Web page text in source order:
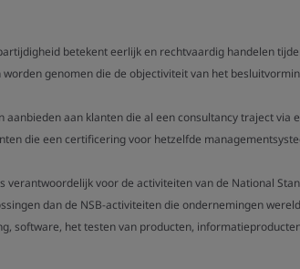
betekent eerlijk en rechtvaardig handelen
genomen die de objectiviteit van het
aan klanten die al een consultancy traject via
die een certificering voor hetzelfde
voor de activiteiten van de National
dan de NSB-activiteiten die ondernemingen
software, het testen van producten,